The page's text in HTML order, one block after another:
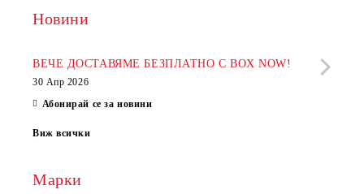
Новини
ВЕЧЕ ДОСТАВЯМЕ БЕЗПЛАТНО С BOX NOW!
30 Апр 2026
Абонирай се за новини
Виж всички
Марки